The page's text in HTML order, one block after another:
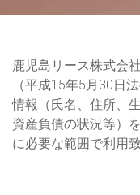
鹿児島リース株式会
（平成15年5月30日
情報（氏名、住所、
資産負債の状況等）
に必要な範囲で利用致